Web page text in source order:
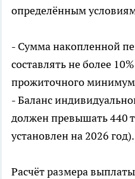
определённым
- Сумма накопленной
составлять не более
прожиточного
- Баланс
должен превышать 440
установлен на 2026 год).
Расчёт размера